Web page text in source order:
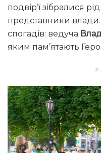
подвір’ї зібралися
представники влади.
спогадів: ведуча
яким пам’ятають